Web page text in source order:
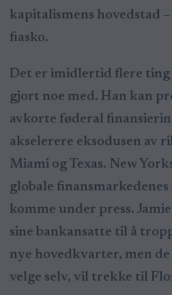
kapitalismens hovedstad
fiasko.
Det er imidlertid flere
gjort noe med. Han kan
avkorte føderal
akselerere eksodusen av
Miami og Texas. New
globale
komme under press.
sine bankansatte til å
nye hovedkvarter, men
velge selv, vil trekke til